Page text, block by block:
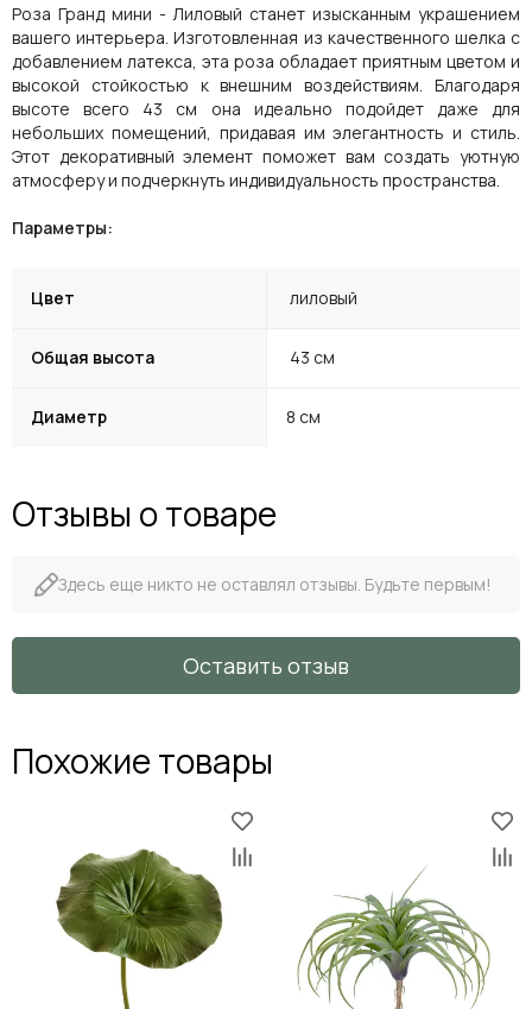
Роза Гранд мини - Лиловый станет изысканным украшением
вашего интерьера. Изготовленная из качественного шелка с
добавлением латекса, эта роза обладает приятным цветом и
высокой стойкостью к внешним воздействиям. Благодаря
высоте всего 43 см она идеально подойдет даже для
небольших помещений, придавая им элегантность и стиль.
Этот декоративный элемент поможет вам создать уютную
атмосферу и подчеркнуть индивидуальность пространства.
Параметры:
Цвет лиловый
Общая высота 43 см
Диаметр 8 см
Отзывы о товаре
Здесь еще никто не оставлял отзывы. Будьте первым!
Оставить отзыв
Похожие товары